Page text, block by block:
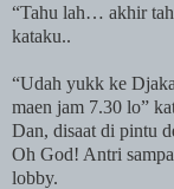
“Tahu lah… akhir
kataku..
“Udah yukk ke
maen jam 7.30 lo”
Dan, disaat di pintu
Oh God! Antri
lobby.